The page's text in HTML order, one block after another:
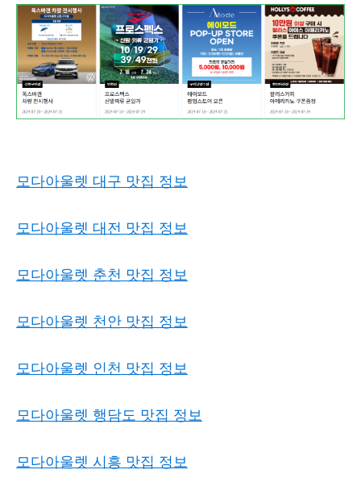
모다아울렛 대구 맛집 정보
모다아울렛 대전 맛집 정보
모다아울렛 춘천 맛집 정보
모다아울렛 천안 맛집 정보
모다아울렛 인천 맛집 정보
모다아울렛 행담도 맛집 정보
모다아울렛 시흥 맛집 정보